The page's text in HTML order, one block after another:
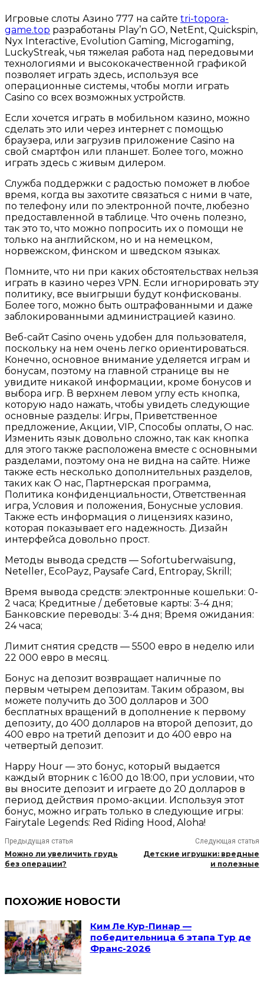
Игровые слоты Азино 777 на сайте tri-topora-
game.top разработаны Play’n GO, NetEnt, Quickspin,
Nyx Interactive, Evolution Gaming, Microgaming,
LuckyStreak, чья тяжелая работа над передовыми
технологиями и высококачественной графикой
позволяет играть здесь, используя все
операционные системы, чтобы могли играть
Casino со всех возможных устройств.
Если хочется играть в мобильном казино, можно
сделать это или через интернет с помощью
браузера, или загрузив приложение Casino на
свой смартфон или планшет. Более того, можно
играть здесь с живым дилером.
Служба поддержки с радостью поможет в любое
время, когда вы захотите связаться с ними в чате,
по телефону или по электронной почте, любезно
предоставленной в таблице. Что очень полезно,
так это то, что можно попросить их о помощи не
только на английском, но и на немецком,
норвежском, финском и шведском языках.
Помните, что ни при каких обстоятельствах нельзя
играть в казино через VPN. Если игнорировать эту
политику, все выигрыши будут конфискованы.
Более того, можно быть оштрафованными и даже
заблокированными администрацией казино.
Веб-сайт Casino очень удобен для пользователя,
поскольку на нем очень легко ориентироваться.
Конечно, основное внимание уделяется играм и
бонусам, поэтому на главной странице вы не
увидите никакой информации, кроме бонусов и
выбора игр. В верхнем левом углу есть кнопка,
которую надо нажать, чтобы увидеть следующие
основные разделы: Игры, Приветственное
предложение, Акции, VIP, Способы оплаты, О нас.
Изменить язык довольно сложно, так как кнопка
для этого также расположена вместе с основными
разделами, поэтому она не видна на сайте. Ниже
также есть несколько дополнительных разделов,
таких как О нас, Партнерская программа,
Политика конфиденциальности, Ответственная
игра, Условия и положения, Бонусные условия.
Также есть информация о лицензиях казино,
которая показывает его надежность. Дизайн
интерфейса довольно прост.
Методы вывода средств — Sofortuberwaisung,
Neteller, EcoPayz, Paysafe Card, Entropay, Skrill;
Время вывода средств: электронные кошельки: 0-
2 часа; Кредитные / дебетовые карты: 3-4 дня;
Банковские переводы: 3-4 дня; Время ожидания:
24 часа;
Лимит снятия средств — 5500 евро в неделю или
22 000 евро в месяц.
Бонус на депозит возвращает наличные по
первым четырем депозитам. Таким образом, вы
можете получить до 300 долларов и 300
бесплатных вращений в дополнение к первому
депозиту, до 400 долларов на второй депозит, до
400 евро на третий депозит и до 400 евро на
четвертый депозит.
Happy Hour — это бонус, который выдается
каждый вторник с 16:00 до 18:00, при условии, что
вы вносите депозит и играете до 20 долларов в
период действия промо-акции. Используя этот
бонус, можно играть только в следующие игры:
Fairytale Legends: Red Riding Hood, Aloha!
Предыдущая статья
Можно ли увеличить грудь
без операции?
Следующая статья
Детские игрушки: вредные
и полезные
ПОХОЖИЕ НОВОСТИ
Ким Ле Кур-Пинар —
победительница 6 этапа Тур де
Франс-2026